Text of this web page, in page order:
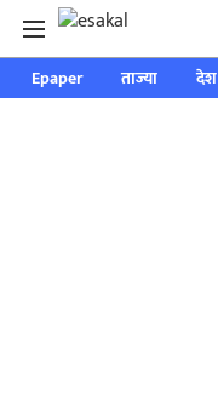
Epaper ताज्या देश